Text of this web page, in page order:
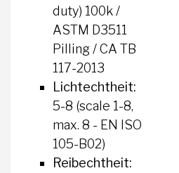
duty) 100k /
ASTM D3511
Pilling / CA TB
117-2013
Lichtechtheit:
5-8 (scale 1-8,
max. 8 - EN ISO
105-B02)
Reibechtheit: